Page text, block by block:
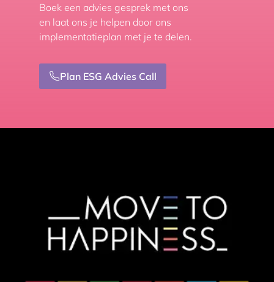
Boek een advies gesprek met ons
en laat ons je helpen door ons
implementatieplan met je te delen.
Plan ESG Advies Call